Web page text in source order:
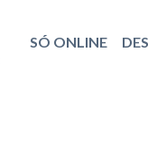
SÓ ONLINE